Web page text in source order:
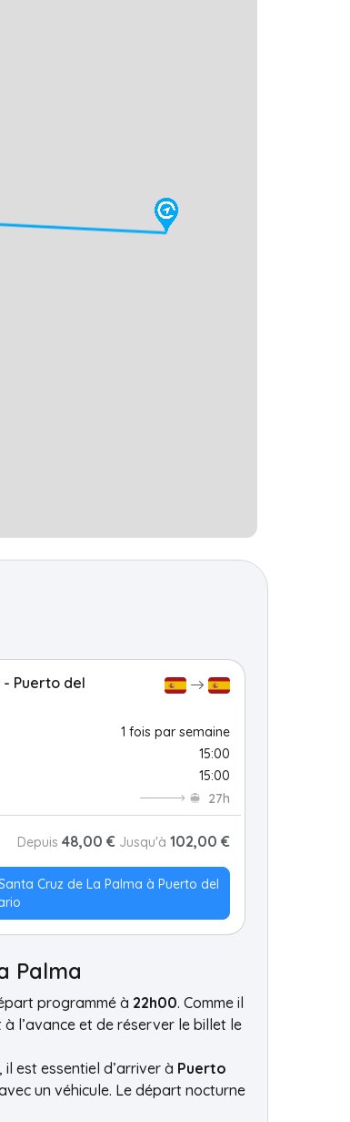
- Puerto del
1 fois par semaine
15:00
15:00
27h
Depuis 48,00 € Jusqu'à 102,00 €
Cruz de La Palma à Puerto del
Palma
programmé à 22h00. Comme il
l’avance et de réserver le billet le
est essentiel d’arriver à Puerto
un véhicule. Le départ nocturne